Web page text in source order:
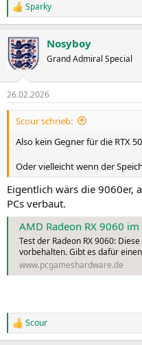
R
e
k
t
i
e
n
Sparky
Nosyboy
Grand Admiral Special
26.02.2026
Scour schrieb:
Also kein Gegner für die RTX
Oder vielleicht wenn der
Eigentlich wärs die 9060er,
PCs verbaut.
AMD Radeon RX 9060 im
Test der Radeon RX 9060:
vorbehalten. Gibt es dafür
www.pcgameshardware.de
R
e
Scour